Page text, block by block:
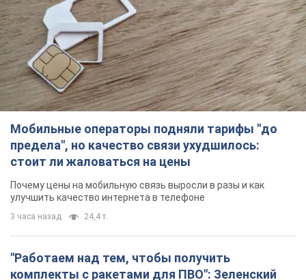
Мобильные операторы подняли тарифы "до
предела", но качество связи ухудшилось:
стоит ли жаловаться на цены
Почему цены на мобильную связь выросли в разы и как
улучшить качество интернета в телефоне
3 часа назад 24,4 т.
"Работаем над тем, чтобы получить
комплекты с ракетами для ПВО": Зеленский